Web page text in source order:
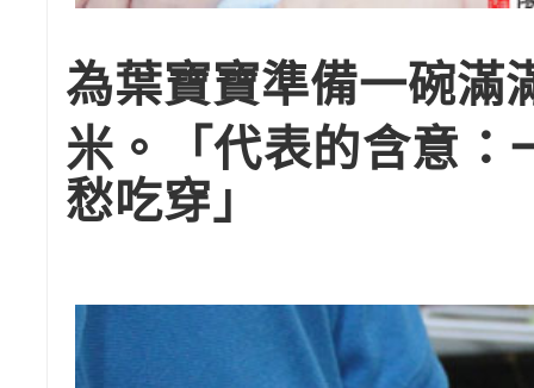
為葉寶寶準備一碗滿
米。「代表的含意：
愁吃穿」